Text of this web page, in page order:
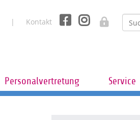
Kontakt
Personalvertretung Service